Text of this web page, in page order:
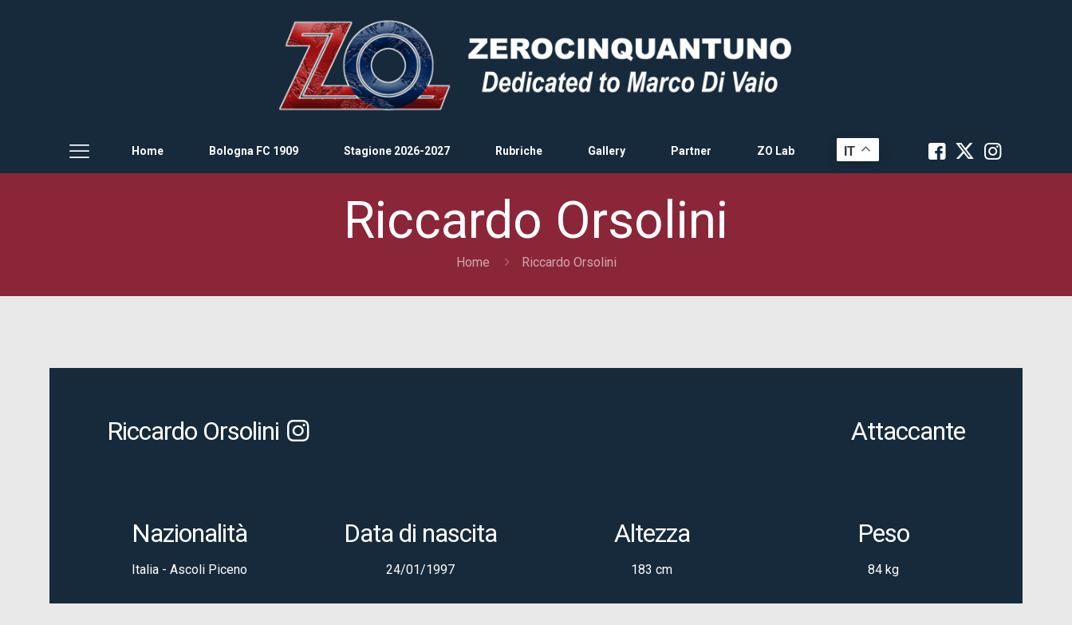
Home Bologna FC 1909 Stagione 2026-2027 Rubriche Gallery Partner ZO Lab IT
Riccardo Orsolini
Home Riccardo Orsolini
Riccardo Orsolini Attaccante
Nazionalità
Italia - Ascoli Piceno
Data di nascita
24/01/1997
Altezza
183 cm
Peso
84 kg